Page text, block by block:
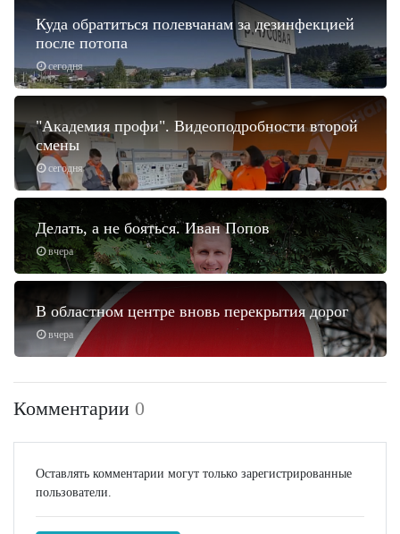
сегодня
Куда обратиться полевчанам за дезинфекцией
после потопа
сегодня
"Академия профи". Видеоподробности второй
смены
вчера
Делать, а не бояться. Иван Попов
вчера
В областном центре вновь перекрытия дорог
Комментарии 0
Оставлять комментарии могут только зарегистрированные
пользователи.